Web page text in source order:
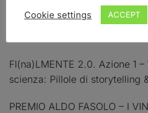
ARTICOLI RECENTI
FI(na)LMENTE 2.0. Azione 1
scienza: Pillole di storytelling
PREMIO ALDO FASOLO – I
Cookie settings ACCEPT